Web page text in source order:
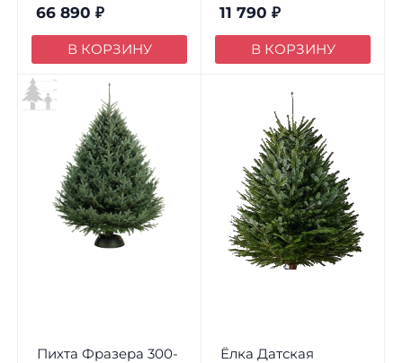
66 890 ₽
В КОРЗИНУ
11 790 ₽
В КОРЗИНУ
Пихта Фразера 300-
Ёлка Датская